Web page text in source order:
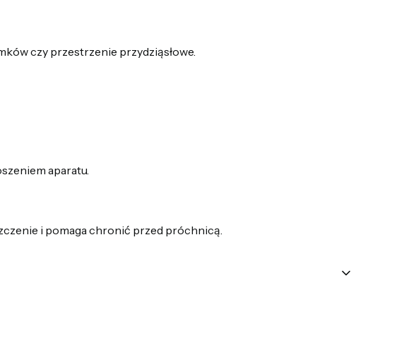
czy przestrzenie przydziąsłowe.
aparatu.
i pomaga chronić przed próchnicą.